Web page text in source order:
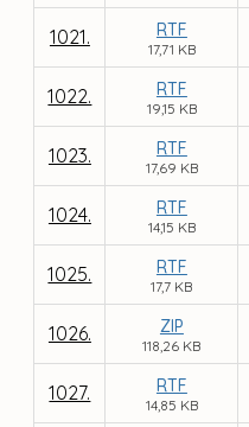
1021. RTF
17,71 KB
1022. RTF
19,15 KB
1023. RTF
17,69 KB
1024. RTF
14,15 KB
1025. RTF
17,7 KB
1026. ZIP
118,26 KB
1027. RTF
14,85 KB